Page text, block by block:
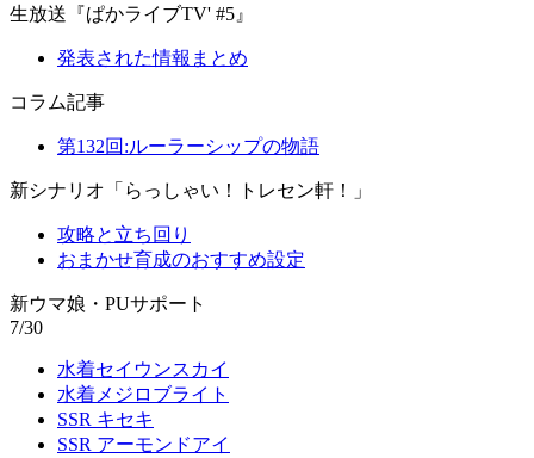
生放送『ぱかライブTV' #5』
発表された情報まとめ
コラム記事
第132回:ルーラーシップの物語
新シナリオ「らっしゃい！トレセン軒！」
攻略と立ち回り
おまかせ育成のおすすめ設定
新ウマ娘・PUサポート
7/30
水着セイウンスカイ
水着メジロブライト
SSR キセキ
SSR アーモンドアイ